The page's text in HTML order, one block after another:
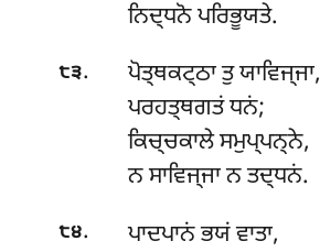
ਨਿਦ੍ਧਨੋ ਪਰਿਭੂਯਤੇ.
੮੩. ਪੋਤ੍ਥਕਟ੍ਠਾਤੁ ਯਾਵਿਜ੍ਜਾ,
ਪਰਹਤ੍ਥਗਤਂ ਧਨਂ;
ਕਿਚ੍ਚਕਾਲੇ ਸਮੁਪ੍ਪਨ੍ਨੇ,
ਨ ਸਾਵਿਜ੍ਜਾ ਨ ਤਦ੍ਧਨਂ.
੮੪.
ਪਾਦਪਾਨਂ ਭਯਂ ਵਾਤਾ,